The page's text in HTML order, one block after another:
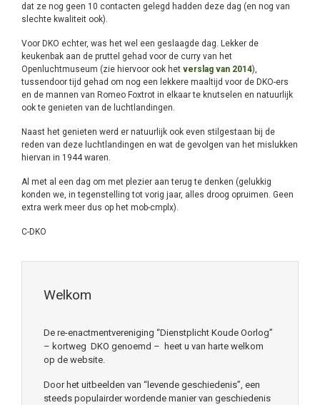
dat ze nog geen 10 contacten gelegd hadden deze dag (en nog van
slechte kwaliteit ook).
Voor DKO echter, was het wel een geslaagde dag. Lekker de
keukenbak aan de pruttel gehad voor de curry van het
Openluchtmuseum (zie hiervoor ook het verslag van 2014),
tussendoor tijd gehad om nog een lekkere maaltijd voor de DKO-ers
en de mannen van Romeo Foxtrot in elkaar te knutselen en natuurlijk
ook te genieten van de luchtlandingen.
Naast het genieten werd er natuurlijk ook even stilgestaan bij de
reden van deze luchtlandingen en wat de gevolgen van het mislukken
hiervan in 1944 waren.
Al met al een dag om met plezier aan terug te denken (gelukkig
konden we, in tegenstelling tot vorig jaar, alles droog opruimen. Geen
extra werk meer dus op het mob-cmplx).
C-DKO
Welkom
De re-enactmentvereniging “Dienstplicht Koude Oorlog”
– kortweg DKO genoemd – heet u van harte welkom
op de website.
Door het uitbeelden van “levende geschiedenis”, een
steeds populairder wordende manier van geschiedenis